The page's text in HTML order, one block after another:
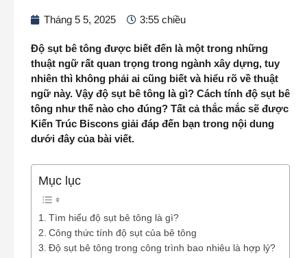
Tháng 5 5, 2025 3:55 chiều
Độ sụt bê tông được biết đến là một trong những
thuật ngữ rất quan trọng trong ngành xây dựng, tuy
nhiên thì không phải ai cũng biết và hiểu rõ về thuật
ngữ này. Vậy độ sụt bê tông là gì? Cách tính độ sụt bê
tông như thế nào cho đúng? Tất cả thắc mắc sẽ được
Kiến Trúc Biscons giải đáp đến bạn trong nội dung
dưới đây của bài viết.
Mục lục
Tìm hiểu độ sụt bê tông là gì?
Công thức tính độ sụt của bê tông
Độ sụt bê tông trong công trình bao nhiêu là hợp lý?